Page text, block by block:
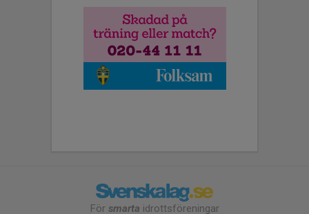
För smarta idrottsföreningar